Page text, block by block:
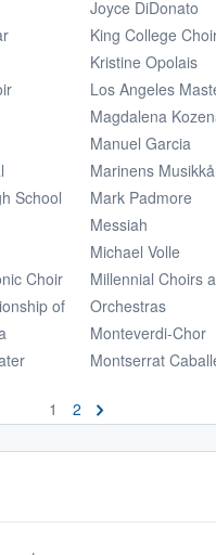
School
Choir
of
Joyce DiDonato
King College
Kristine Opolais
Los Angeles
Magdalena
Manuel Garcia
Marinens
Mark Padmore
Messiah
Michael Volle
Millennial Choirs
Orchestras
Monteverdi-Chor
Montserrat
1 2